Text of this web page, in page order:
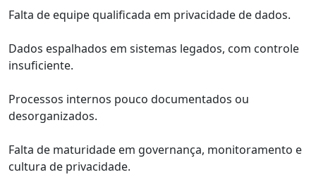
Falta de equipe qualificada em privacidade de dados.
Dados espalhados em sistemas legados, com controle
insuficiente.
Processos internos pouco documentados ou
desorganizados.
Falta de maturidade em governança, monitoramento e
cultura de privacidade.